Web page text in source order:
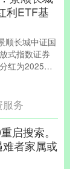
利ETF基
顺长城中证国
式指数证券
红为2025年
次分红的收
服务
启搜索。
者家属或